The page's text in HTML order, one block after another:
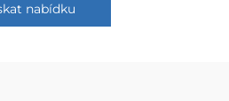
nabídku